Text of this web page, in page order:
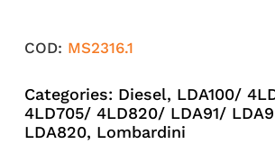
COD: MS2316.1
Categories: Diesel, LDA100/
4LD705/ 4LD820/ LDA91/
LDA820, Lombardini